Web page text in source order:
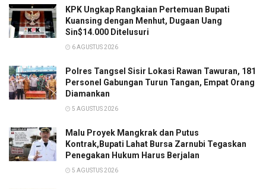
KPK Ungkap Rangkaian Pertemuan Bupati
Kuansing dengan Menhut, Dugaan Uang
Sin$14.000 Ditelusuri
6 AGUSTUS 2026
Polres Tangsel Sisir Lokasi Rawan Tawuran, 181
Personel Gabungan Turun Tangan, Empat Orang
Diamankan
5 AGUSTUS 2026
Malu Proyek Mangkrak dan Putus
Kontrak,Bupati Lahat Bursa Zarnubi Tegaskan
Penegakan Hukum Harus Berjalan
5 AGUSTUS 2026